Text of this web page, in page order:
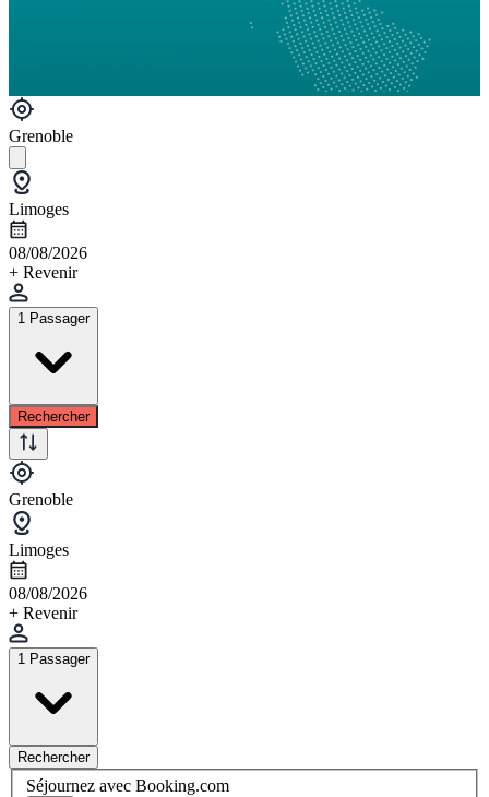
Grenoble
Limoges
08/08/2026
+ Revenir
1 Passager
Rechercher
Grenoble
Limoges
08/08/2026
+ Revenir
1 Passager
Rechercher
Séjournez avec Booking.com